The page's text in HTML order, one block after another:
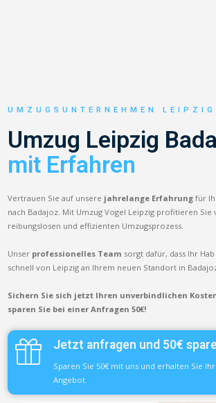
UMZUGSUNTERNEHMEN LEIPZIG
Umzug Leipzig
mit Erfahren
Vertrauen Sie auf unsere jahrelange Erfahrung für
nach Badajoz. Mit Umzug Vogel Leipzig profitieren Sie
reibungslosen und effizienten Umzugsprozess.
Unser professionelles Team sorgt dafür, dass Ihr
schnell von Leipzig an Ihrem neuen Standort in
Sichern Sie sich jetzt Ihren unverbindlichen
sparen Sie bei einer Anfragen 50€!
Jetzt anfragen und 50€
Sparen Sie 50€ mit uns und erhalten Sie
Angebot.